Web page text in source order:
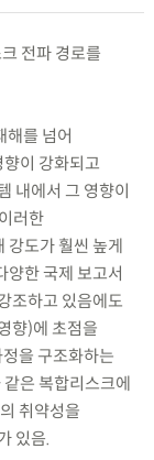
전파 경로를
해를 넘어
이 강화되고
내에서 그 영향이
러한
강도가 훨씬 높게
한 국제 보고서
조하고 있음에도
향)에 초점을
을 구조화하는
은 복합리스크에
취약성을
있음.